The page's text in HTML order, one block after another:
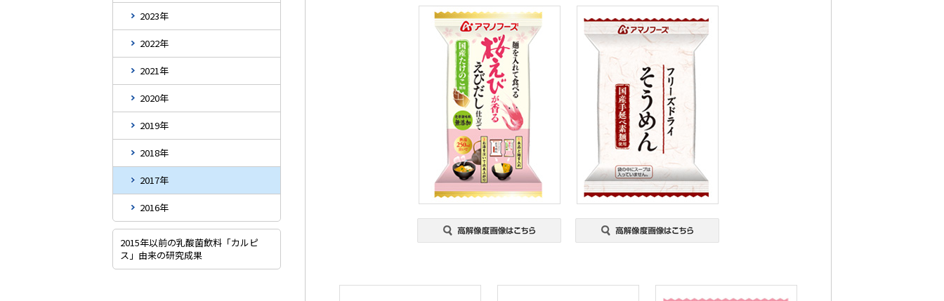
2023年
2022年
2021年
2020年
2019年
2018年
2017年
2016年
2015年以前の乳酸菌飲料「カルピ
ス」由来の研究成果